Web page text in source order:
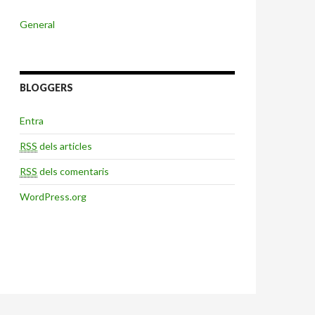
General
BLOGGERS
Entra
RSS dels articles
RSS dels comentaris
WordPress.org